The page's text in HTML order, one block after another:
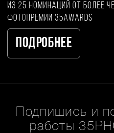
из 25 номинаций от более
фотопремии 35AWARDS
Подробнее
Подпишись и
работы